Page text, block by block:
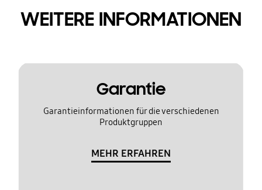
WEITERE INFORMATIONEN
Garantie
Garantieinformationen für die verschiedenen
Produktgruppen
MEHR ERFAHREN